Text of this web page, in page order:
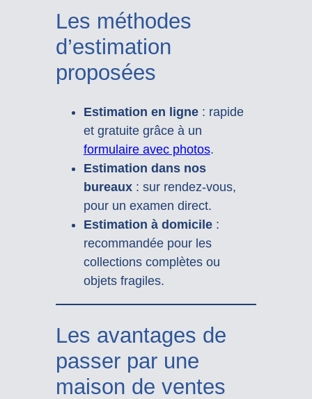
Les méthodes
d’estimation
proposées
Estimation en ligne: rapide
et gratuite grâce à un
formulaire avec photos.
Estimation dans nos
bureaux: sur rendez-vous,
pour un examen direct.
Estimation à domicile:
recommandée pour les
collections complètes ou
objets fragiles.
Les avantages de
passer par une
maison de ventes